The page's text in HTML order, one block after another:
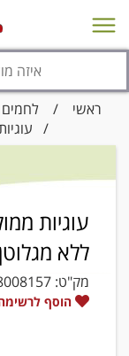
ראשי / לחמים
/
עוגיות
ללא
מק"ט:
הוסף